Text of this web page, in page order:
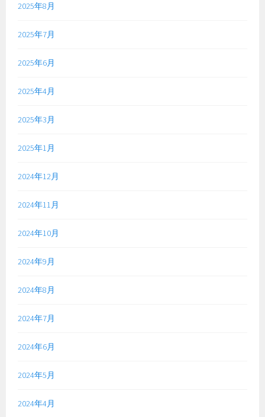
2025年8月
2025年7月
2025年6月
2025年4月
2025年3月
2025年1月
2024年12月
2024年11月
2024年10月
2024年9月
2024年8月
2024年7月
2024年6月
2024年5月
2024年4月